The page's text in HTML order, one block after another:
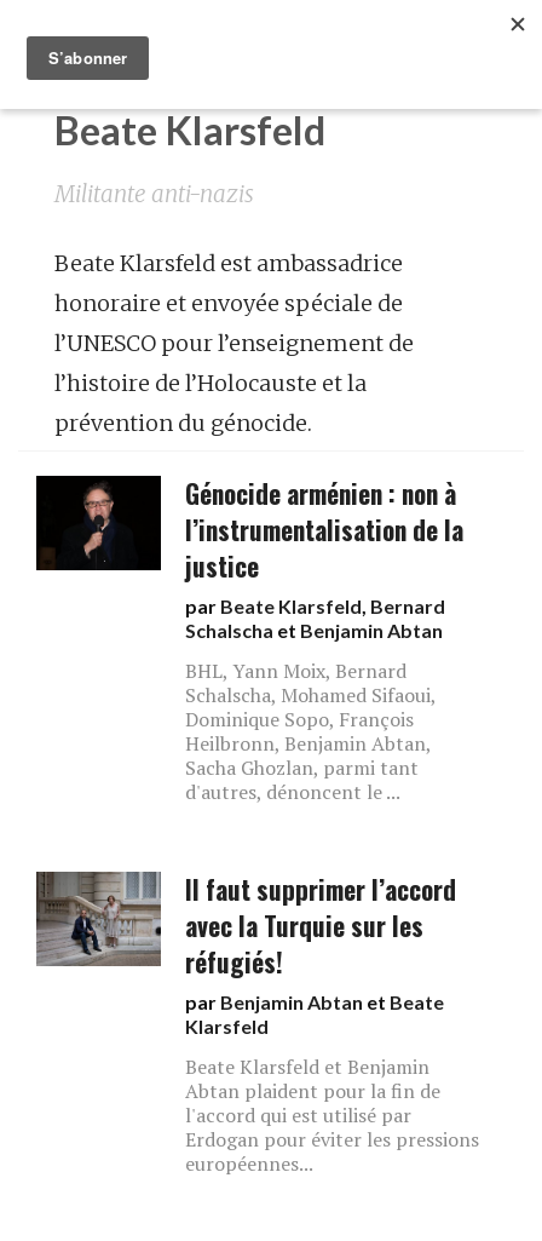
Beate Klarsfeld
Militante anti-nazis
Beate Klarsfeld est ambassadrice
honoraire et envoyée spéciale de
l’UNESCO pour l’enseignement de
l’histoire de l’Holocauste et la
prévention du génocide.
Génocide arménien : non à
l’instrumentalisation de la
justice
par Beate Klarsfeld, Bernard
Schalscha et Benjamin Abtan
BHL, Yann Moix, Bernard
Schalscha, Mohamed Sifaoui,
Dominique Sopo, François
Heilbronn, Benjamin Abtan,
Sacha Ghozlan, parmi tant
d'autres, dénoncent le ...
Il faut supprimer l’accord
avec la Turquie sur les
réfugiés!
par Benjamin Abtan et Beate
Klarsfeld
Beate Klarsfeld et Benjamin
Abtan plaident pour la fin de
l'accord qui est utilisé par
Erdogan pour éviter les pressions
européennes...